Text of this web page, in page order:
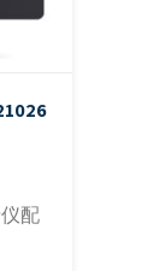
配